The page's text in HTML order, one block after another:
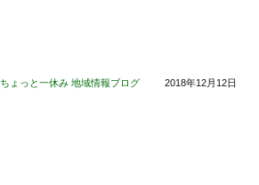
ちょっと一休み 地域情報ブログ 2018年12月12日